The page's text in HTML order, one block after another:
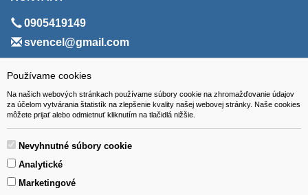
Používame cookies
Na našich webových stránkach používame súbory cookie na zhromažďovanie údajov
za účelom vytvárania štatistík na zlepšenie kvality našej webovej stránky. Naše cookies
môžete prijať alebo odmietnuť kliknutím na tlačidlá nižšie.
Nevyhnutné súbory cookie
Analytické
Marketingové
0905419149
svencel@gmail.com
ADRESA
VEST - tech s.r.o.
Hviezdoslavova 280/6, 965 01 Žiar nad Hronom
Slovakia (Slovak Republic)